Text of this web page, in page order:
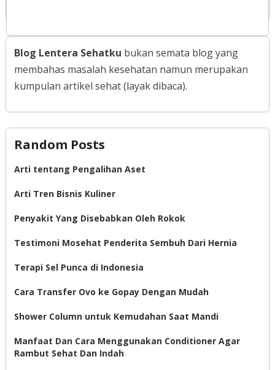
Blog Lentera Sehatku bukan semata blog yang
membahas masalah kesehatan namun merupakan
kumpulan artikel sehat (layak dibaca).
Random Posts
Arti tentang Pengalihan Aset
Arti Tren Bisnis Kuliner
Penyakit Yang Disebabkan Oleh Rokok
Testimoni Mosehat Penderita Sembuh Dari Hernia
Terapi Sel Punca di Indonesia
Cara Transfer Ovo ke Gopay Dengan Mudah
Shower Column untuk Kemudahan Saat Mandi
Manfaat Dan Cara Menggunakan Conditioner Agar
Rambut Sehat Dan Indah